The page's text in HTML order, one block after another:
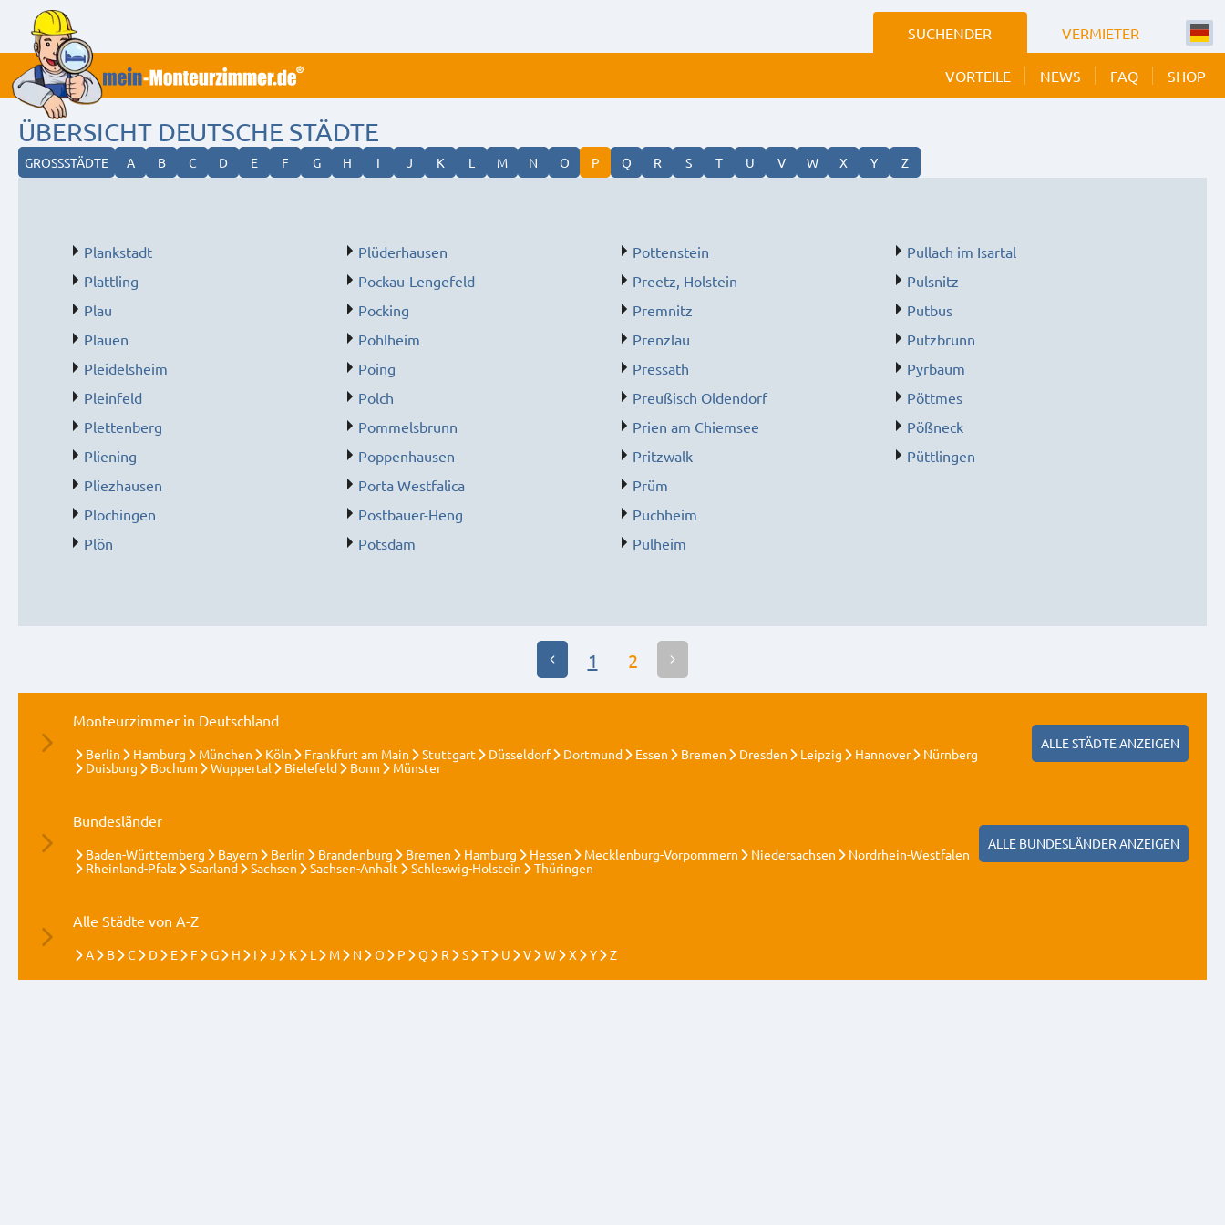
SUCHENDER VERMIETER
VORTEILE NEWS FAQ SHOP
ÜBERSICHT DEUTSCHE STÄDTE
GROSSSTÄDTE A B C D E F G H I J K L M N O P Q R S T U V W X Y Z
Plankstadt
Plattling
Plau
Plauen
Pleidelsheim
Pleinfeld
Plettenberg
Pliening
Pliezhausen
Plochingen
Plön
Plüderhausen
Pockau-Lengefeld
Pocking
Pohlheim
Poing
Polch
Pommelsbrunn
Poppenhausen
Porta Westfalica
Postbauer-Heng
Potsdam
Pottenstein
Preetz, Holstein
Premnitz
Prenzlau
Pressath
Preußisch Oldendorf
Prien am Chiemsee
Pritzwalk
Prüm
Puchheim
Pulheim
Pullach im Isartal
Pulsnitz
Putbus
Putzbrunn
Pyrbaum
Pöttmes
Pößneck
Püttlingen
1 2
Monteurzimmer in Deutschland
Berlin Hamburg München Köln Frankfurt am Main Stuttgart Düsseldorf Dortmund Essen Bremen Dresden Leipzig Hannover
Nürnberg
Duisburg
Bochum Wuppertal Bielefeld Bonn Münster
ALLE STÄDTE ANZEIGEN
Bundesländer
Baden-Württemberg Bayern Berlin Brandenburg Bremen Hamburg Hessen Mecklenburg-Vorpommern Niedersachsen
Nordrhein-Westfalen
Rheinland-Pfalz
Saarland Sachsen Sachsen-Anhalt Schleswig-Holstein Thüringen
ALLE BUNDESLÄNDER ANZEIGEN
Alle Städte von A-Z
A B C D E F G H I J K L M N O P Q R S T U V W X Y Z